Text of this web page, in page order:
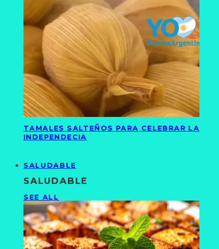
TAMALES SALTEÑOS PARA CELEBRAR LA
INDEPENDECIA
SALUDABLE
SALUDABLE
SEE ALL